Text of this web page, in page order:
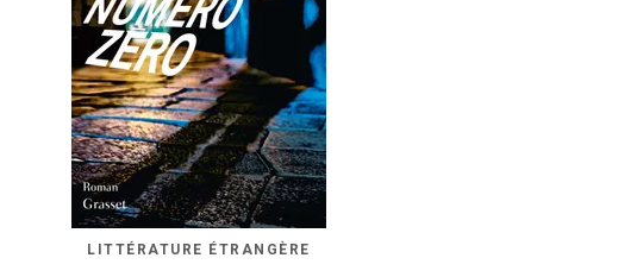
LITTÉRATURE ÉTRANGÈRE